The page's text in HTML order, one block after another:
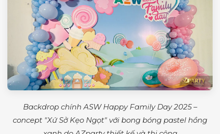
Backdrop chính ASW Happy Family Day 2025 –
concept "Xứ Sở Kẹo Ngọt" với bong bóng pastel hồng